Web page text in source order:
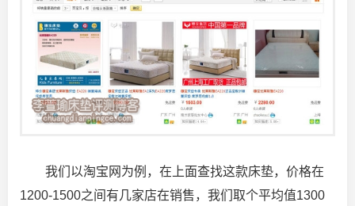
我们以淘宝网为例，在上面查找这款床垫，价格在
1200-1500之间有几家店在销售，我们取个平均值1300